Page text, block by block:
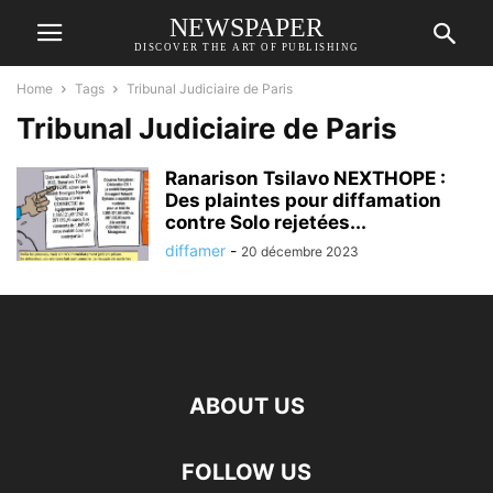
NEWSPAPER
DISCOVER THE ART OF PUBLISHING
Home Tags Tribunal Judiciaire de Paris
Tribunal Judiciaire de Paris
Ranarison Tsilavo NEXTHOPE :
Des plaintes pour diffamation
contre Solo rejetées...
diffamer - 20 décembre 2023
ABOUT US
FOLLOW US